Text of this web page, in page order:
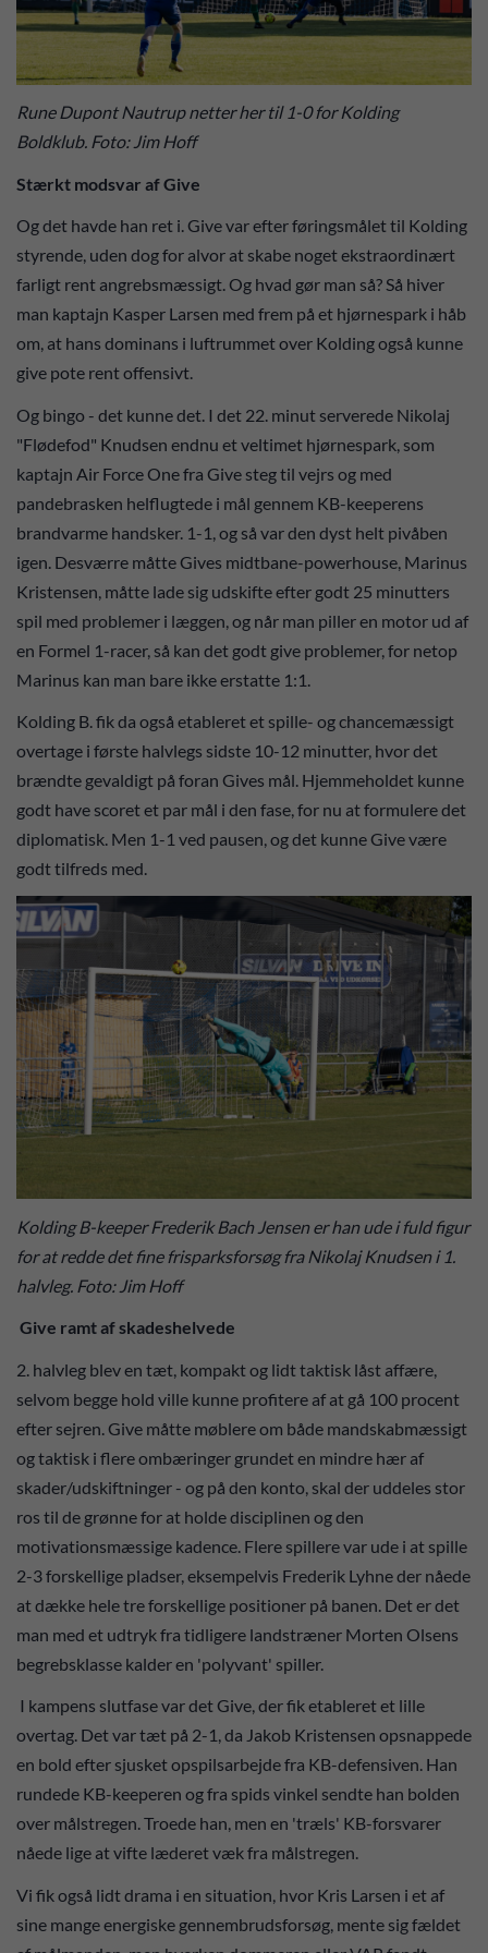
Rune Dupont Nautrup netter her til 1-0 for Kolding
Boldklub. Foto: Jim Hoff
Stærkt modsvar af Give
Og det havde han ret i. Give var efter føringsmålet til Kolding
styrende, uden dog for alvor at skabe noget ekstraordinært
farligt rent angrebsmæssigt. Og hvad gør man så? Så hiver
man kaptajn Kasper Larsen med frem på et hjørnespark i håb
om, at hans dominans i luftrummet over Kolding også kunne
give pote rent offensivt.
Og bingo - det kunne det. I det 22. minut serverede Nikolaj
"Flødefod" Knudsen endnu et veltimet hjørnespark, som
kaptajn Air Force One fra Give steg til vejrs og med
pandebrasken helflugtede i mål gennem KB-keeperens
brandvarme handsker. 1-1, og så var den dyst helt pivåben
igen. Desværre måtte Gives midtbane-powerhouse, Marinus
Kristensen, måtte lade sig udskifte efter godt 25 minutters
spil med problemer i læggen, og når man piller en motor ud af
en Formel 1-racer, så kan det godt give problemer, for netop
Marinus kan man bare ikke erstatte 1:1.
Kolding B. fik da også etableret et spille- og chancemæssigt
overtage i første halvlegs sidste 10-12 minutter, hvor det
brændte gevaldigt på foran Gives mål. Hjemmeholdet kunne
godt have scoret et par mål i den fase, for nu at formulere det
diplomatisk. Men 1-1 ved pausen, og det kunne Give være
godt tilfreds med.
Kolding B-keeper Frederik Bach Jensen er han ude i fuld figur
for at redde det fine frisparksforsøg fra Nikolaj Knudsen i 1.
halvleg. Foto: Jim Hoff
Give ramt af skadeshelvede
2. halvleg blev en tæt, kompakt og lidt taktisk låst affære,
selvom begge hold ville kunne profitere af at gå 100 procent
efter sejren. Give måtte møblere om både mandskabmæssigt
og taktisk i flere ombæringer grundet en mindre hær af
skader/udskiftninger - og på den konto, skal der uddeles stor
ros til de grønne for at holde disciplinen og den
motivationsmæssige kadence. Flere spillere var ude i at spille
2-3 forskellige pladser, eksempelvis Frederik Lyhne der nåede
at dække hele tre forskellige positioner på banen. Det er det
man med et udtryk fra tidligere landstræner Morten Olsens
begrebsklasse kalder en 'polyvant' spiller.
I kampens slutfase var det Give, der fik etableret et lille
overtag. Det var tæt på 2-1, da Jakob Kristensen opsnappede
en bold efter sjusket opspilsarbejde fra KB-defensiven. Han
rundede KB-keeperen og fra spids vinkel sendte han bolden
over målstregen. Troede han, men en 'træls' KB-forsvarer
nåede lige at vifte læderet væk fra målstregen.
Vi fik også lidt drama i en situation, hvor Kris Larsen i et af
sine mange energiske gennembrudsforsøg, mente sig fældet